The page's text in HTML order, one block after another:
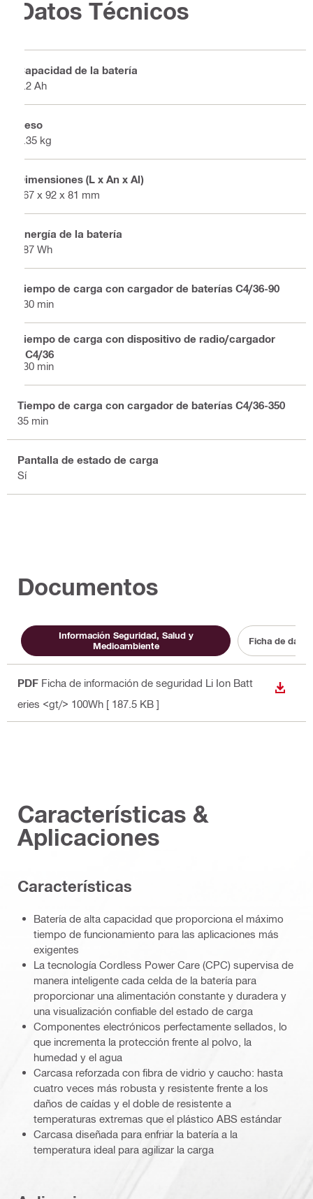
Datos Técnicos
Capacidad de la batería
5.2 Ah
Peso
1.35 kg
Dimensiones (L x An x Al)
167 x 92 x 81 mm
Energía de la batería
187 Wh
Tiempo de carga con cargador de baterías C4/36-90
130 min
Tiempo de carga con dispositivo de radio/cargador
RC4/36
130 min
Tiempo de carga con cargador de baterías C4/36-350
35 min
Pantalla de estado de carga
Sí
Documentos
Información Seguridad, Salud y
Medioambiente
Ficha de
PDF Ficha de información de seguridad Li Ion Batt
eries <gt/> 100Wh [ 187.5 KB ]
Características &
Aplicaciones
Características
Batería de alta capacidad que proporciona el máximo
tiempo de funcionamiento para las aplicaciones más
exigentes
La tecnología Cordless Power Care (CPC) supervisa de
manera inteligente cada celda de la batería para
proporcionar una alimentación constante y duradera y
una visualización confiable del estado de carga
Componentes electrónicos perfectamente sellados, lo
que incrementa la protección frente al polvo, la
humedad y el agua
Carcasa reforzada con fibra de vidrio y caucho: hasta
cuatro veces más robusta y resistente frente a los
daños de caídas y el doble de resistente a
temperaturas extremas que el plástico ABS estándar
Carcasa diseñada para enfriar la batería a la
temperatura ideal para agilizar la carga